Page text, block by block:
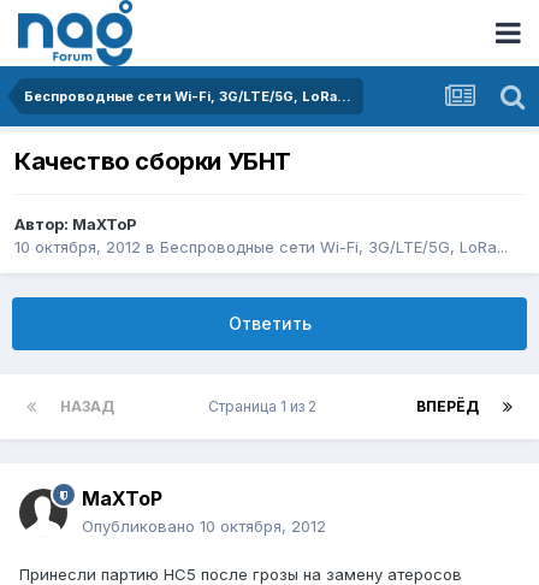
Беспроводные сети Wi-Fi, 3G/LTE/5G, LoRa...
Качество сборки УБНТ
Автор: MaXToP
10 октября, 2012 в Беспроводные сети Wi-Fi, 3G/LTE/5G, LoRa...
Ответить
НАЗАД ВПЕРЁД
Страница 1 из 2
MaXToP
Опубликовано 10 октября, 2012
Принесли партию НС5 после грозы на замену атеросов